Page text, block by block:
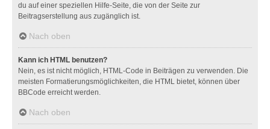
du auf einer speziellen Hilfe-Seite, die von der Seite zur
Beitragserstellung aus zugänglich ist.
Nach oben
Kann ich HTML benutzen?
Nein, es ist nicht möglich, HTML-Code in Beiträgen zu verwenden. Die
meisten Formatierungsmöglichkeiten, die HTML bietet, können über
BBCode erreicht werden.
Nach oben